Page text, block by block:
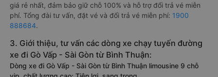
giá rẻ nhất, đảm bảo giữ chỗ 100% và hỗ trợ đổi trả vé miễn
phí. Tổng đài tư vấn, đặt vé và đổi trả vé miễn phí: 1900
888684.
3. Giới thiệu, tư vấn các dòng xe chạy tuyến đường
xe đi Gò Vấp - Sài Gòn từ Bình Thuận:
Dòng xe đi Gò Vấp - Sài Gòn từ Bình Thuận limousine 9 chỗ